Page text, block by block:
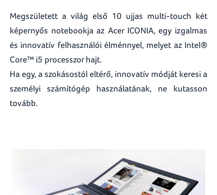
Megszületett a világ első 10 ujjas multi-touch két
képernyős notebookja az Acer ICONIA, egy izgalmas
és innovatív felhasználói élménnyel, melyet az Intel®
Core™ i5 processzor hajt.
Ha egy, a szokásostól eltérő, innovatív módját keresi a
személyi számítógép használatának, ne kutasson
tovább.